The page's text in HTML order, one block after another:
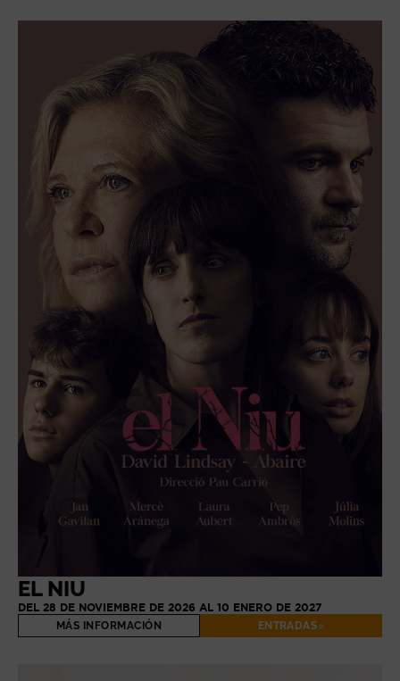
EL NIU
DEL 28 DE NOVIEMBRE DE 2026 AL 10 ENERO DE 2027
MÁS INFORMACIÓN ENTRADAS